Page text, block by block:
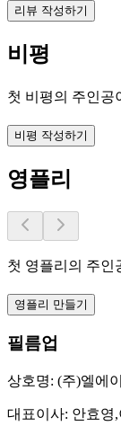
리뷰 작성하기
비평
첫 비평의 주인공
비평 작성하기
영플리
첫 영플리의 주
영플리 만들기
필름업
상호명: (주)엘에
대표이사: 안효영